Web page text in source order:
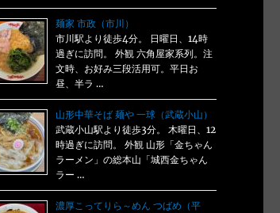
麺家 市政（市川）
市川駅より徒歩4分。 日曜日、14時
過ぎに訪問。 外観 六角屋家系列。注
文時、お好み三段活用可。平日お
昼、半ラ …
山形中華そば 麺や 一球（武蔵小山）
武蔵小山駅より徒歩3分。 木曜日、12
時過ぎに訪問。 外観 山形「金ちゃん
ラーメン」の総本山「城西金ちゃん
ラー …
濃厚こってりら～めん つばめ（平